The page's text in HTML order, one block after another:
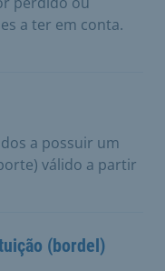
a ter em conta.
a possuir um
válido a partir
(bordel)